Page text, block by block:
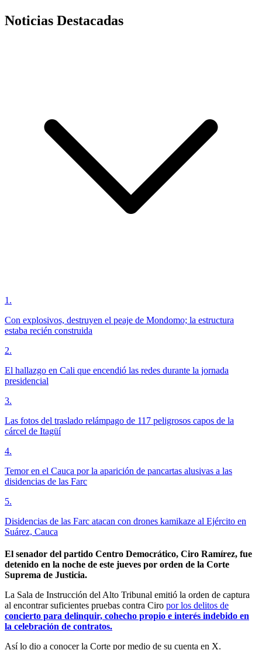
Noticias Destacadas
1 .
Con explosivos, destruyen el peaje de Mondomo; la estructura
estaba recién construida
2.
El hallazgo en Cali que encendió las redes durante la jornada
presidencial
3.
Las fotos del traslado relámpago de 117 peligrosos capos de la
cárcel de Itagüí
4.
Temor en el Cauca por la aparición de pancartas alusivas a las
disidencias de las Farc
5.
Disidencias de las Farc atacan con drones kamikaze al Ejército en
Suárez, Cauca
El senador del partido Centro Democrático, Ciro Ramírez, fue
detenido en la noche de este jueves por orden de la Corte
Suprema de Justicia.
La Sala de Instrucción del Alto Tribunal emitió la orden de captura
al encontrar suficientes pruebas contra Ciro por los delitos de
concierto para delinquir, cohecho propio e interés indebido en
la celebración de contratos.
Así lo dio a conocer la Corte por medio de su cuenta en X.